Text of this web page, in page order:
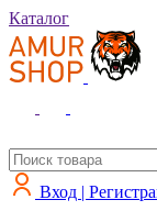
Каталог
Вход |